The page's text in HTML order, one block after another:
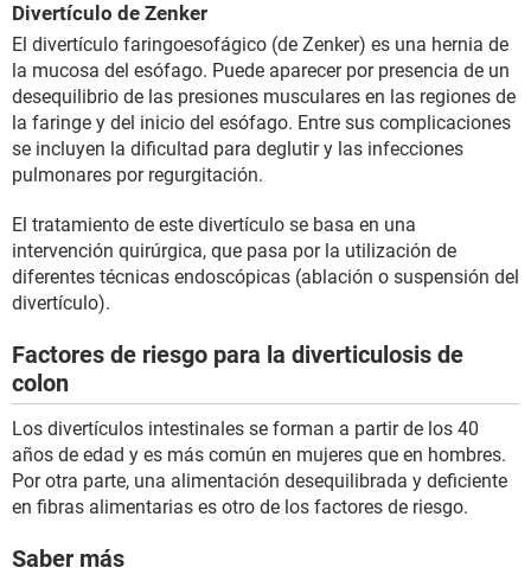
Divertículo de Zenker
El divertículo faringoesofágico (de Zenker) es una hernia de
la mucosa del esófago. Puede aparecer por presencia de un
desequilibrio de las presiones musculares en las regiones de
la faringe y del inicio del esófago. Entre sus complicaciones
se incluyen la dificultad para deglutir y las infecciones
pulmonares por regurgitación.
El tratamiento de este divertículo se basa en una
intervención quirúrgica, que pasa por la utilización de
diferentes técnicas endoscópicas (ablación o suspensión del
divertículo).
Factores de riesgo para la diverticulosis de
colon
Los divertículos intestinales se forman a partir de los 40
años de edad y es más común en mujeres que en hombres.
Por otra parte, una alimentación desequilibrada y deficiente
en fibras alimentarias es otro de los factores de riesgo.
Saber más